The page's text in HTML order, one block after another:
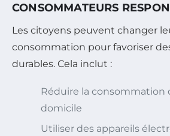
CONSOMMATEURS
Les citoyens peuvent changer
consommation pour favoriser
durables. Cela inclut :
Réduire la consommation
domicile
Utiliser des appareils